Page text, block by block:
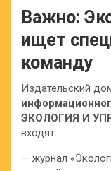
Важно:
ищет
команду
Издательский
ЭКОЛОГИЯ И
входят:
— журнал